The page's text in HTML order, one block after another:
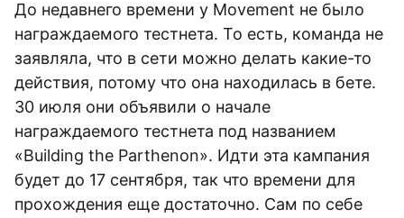
До недавнего времени у Movement не было
награждаемого тестнета. То есть, команда не
заявляла, что в сети можно делать какие-то
действия, потому что она находилась в бете.
30 июля они объявили о начале
награждаемого тестнета под названием
«Building the Parthenon». Идти эта кампания
будет до 17 сентября, так что времени для
прохождения еще достаточно. Сам по себе